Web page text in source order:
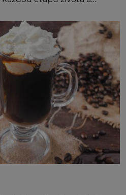
bezpečí, proto by pokoj
klidně a útulně.